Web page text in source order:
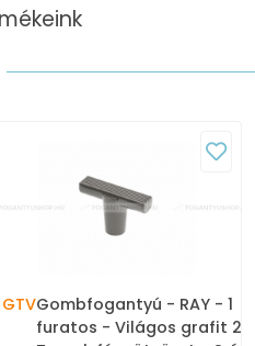
GTVGombfogantyú - RAY - 1
furatos - Világos grafit 25 -